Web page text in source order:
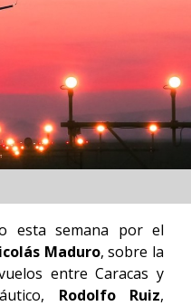
esta semana por el
Maduro, sobre la
entre Caracas y
Rodolfo Ruiz,